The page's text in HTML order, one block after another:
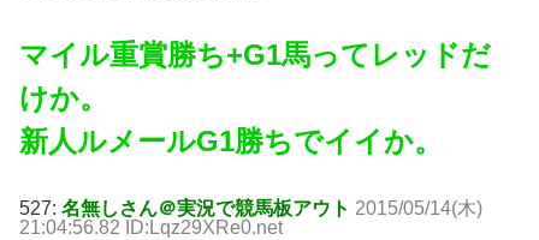
マイル重賞勝ち+G1馬ってレッドだ
けか。
新人ルメールG1勝ちでイイか。
527: 名無しさん＠実況で競馬板アウト 2015/05/14(木)
21:04:56.82 ID:Lqz29XRe0.net